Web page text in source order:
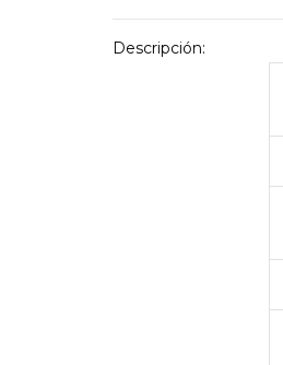
Descripción: